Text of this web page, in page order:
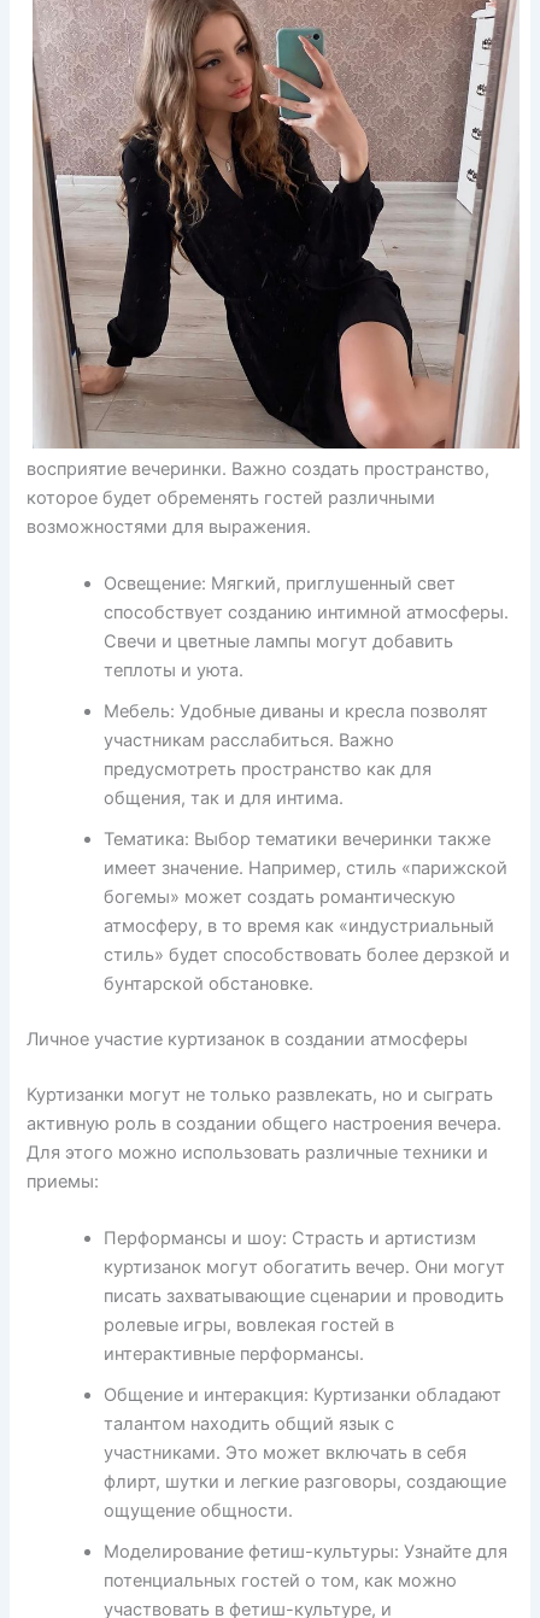
восприятие вечеринки. Важно создать пространство,
которое будет обременять гостей различными
возможностями для выражения.
Освещение: Мягкий, приглушенный свет
способствует созданию интимной атмосферы.
Свечи и цветные лампы могут добавить
теплоты и уюта.
Мебель: Удобные диваны и кресла позволят
участникам расслабиться. Важно
предусмотреть пространство как для
общения, так и для интима.
Тематика: Выбор тематики вечеринки также
имеет значение. Например, стиль «парижской
богемы» может создать романтическую
атмосферу, в то время как «индустриальный
стиль» будет способствовать более дерзкой и
бунтарской обстановке.
Личное участие куртизанок в создании атмосферы
Куртизанки могут не только развлекать, но и сыграть
активную роль в создании общего настроения вечера.
Для этого можно использовать различные техники и
приемы:
Перформансы и шоу: Страсть и артистизм
куртизанок могут обогатить вечер. Они могут
писать захватывающие сценарии и проводить
ролевые игры, вовлекая гостей в
интерактивные перформансы.
Общение и интеракция: Куртизанки обладают
талантом находить общий язык с
участниками. Это может включать в себя
флирт, шутки и легкие разговоры, создающие
ощущение общности.
Моделирование фетиш-культуры: Узнайте для
потенциальных гостей о том, как можно
участвовать в фетиш-культуре, и